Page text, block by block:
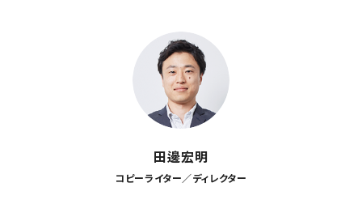
田邊宏明
コピーライター／ディレクター